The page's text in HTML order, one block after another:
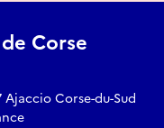
Corse
Ajaccio Corse-du-Sud